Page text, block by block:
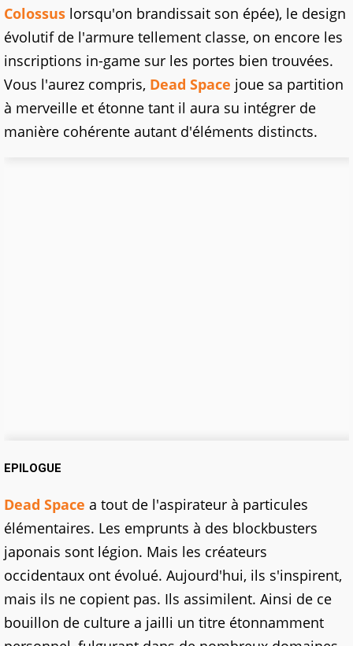
Colossus lorsqu'on brandissait son épée), le design
évolutif de l'armure tellement classe, on encore les
inscriptions in-game sur les portes bien trouvées.
Vous l'aurez compris, Dead Space joue sa partition
à merveille et étonne tant il aura su intégrer de
manière cohérente autant d'éléments distincts.
EPILOGUE
Dead Space a tout de l'aspirateur à particules
élémentaires. Les emprunts à des blockbusters
japonais sont légion. Mais les créateurs
occidentaux ont évolué. Aujourd'hui, ils s'inspirent,
mais ils ne copient pas. Ils assimilent. Ainsi de ce
bouillon de culture a jailli un titre étonnamment